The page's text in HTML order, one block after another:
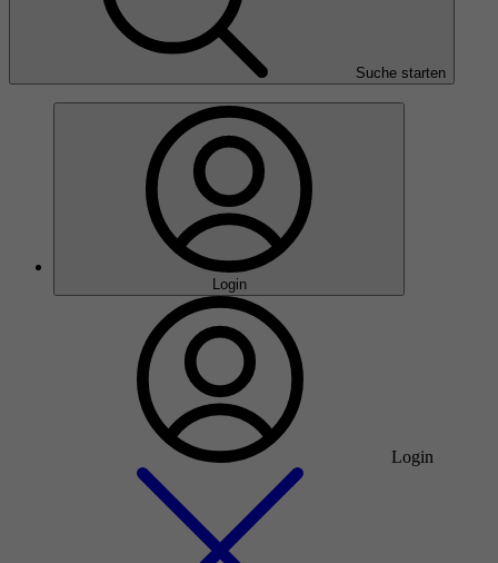
Suche starten
Login
Login